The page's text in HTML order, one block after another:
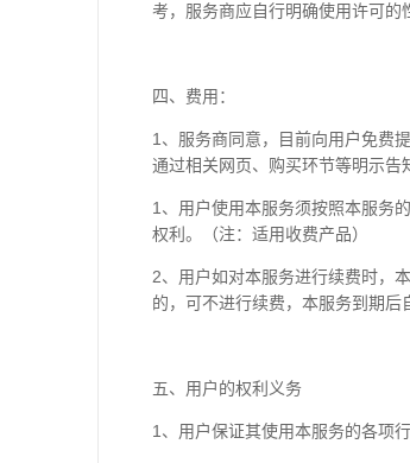
考，服务商应自行明确使用许可的
四、费用：
1、服务商同意，目前向用户免费
通过相关网页、购买环节等明示告
1、用户使用本服务须按照本服务
权利。（注：适用收费产品）
2、用户如对本服务进行续费时，
的，可不进行续费，本服务到期后
五、用户的权利义务
1、用户保证其使用本服务的各项